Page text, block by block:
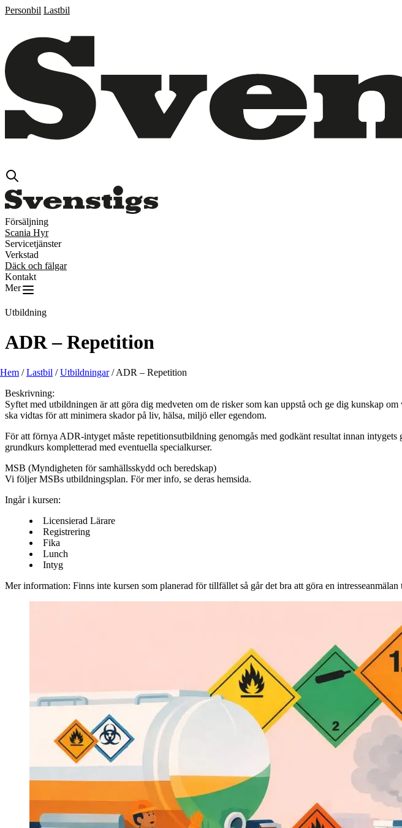
Personbil Lastbil
Försäljning
Scania Hyr
Servicetjänster
Verkstad
Däck och fälgar
Kontakt
Mer
Utbildning
ADR – Repetition
Hem /Lastbil /Utbildningar/ADR – Repetition
Beskrivning:
Syftet med utbildningen är att göra dig medveten om de risker som kan uppstå och ge dig kunskap
ska vidtas för att minimera skador på liv, hälsa, miljö eller egendom.
För att förnya ADR-intyget måste repetitionsutbildning genomgås med godkänt resultat innan
grundkurs kompletterad med eventuella specialkurser.
MSB (Myndigheten för samhällsskydd och beredskap)
Vi följer MSBs utbildningsplan. För mer info, se deras hemsida.
Ingår i kursen:
Licensierad Lärare
Registrering
Fika
Lunch
Intyg
Mer information: Finns inte kursen som planerad för tillfället så går det bra att göra en